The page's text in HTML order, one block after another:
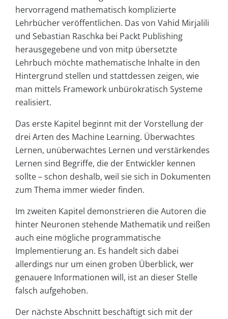
hervorragend mathematisch komplizierte
Lehrbücher veröffentlichen. Das von Vahid Mirjalili
und Sebastian Raschka bei Packt Publishing
herausgegebene und von mitp übersetzte
Lehrbuch möchte mathematische Inhalte in den
Hintergrund stellen und stattdessen zeigen, wie
man mittels Framework unbürokratisch Systeme
realisiert.
Das erste Kapitel beginnt mit der Vorstellung der
drei Arten des Machine Learning. Überwachtes
Lernen, unüberwachtes Lernen und verstärkendes
Lernen sind Begriffe, die der Entwickler kennen
sollte – schon deshalb, weil sie sich in Dokumenten
zum Thema immer wieder finden.
Im zweiten Kapitel demonstrieren die Autoren die
hinter Neuronen stehende Mathematik und reißen
auch eine mögliche programmatische
Implementierung an. Es handelt sich dabei
allerdings nur um einen groben Überblick, wer
genauere Informationen will, ist an dieser Stelle
falsch aufgehoben.
Der nächste Abschnitt beschäftigt sich mit der